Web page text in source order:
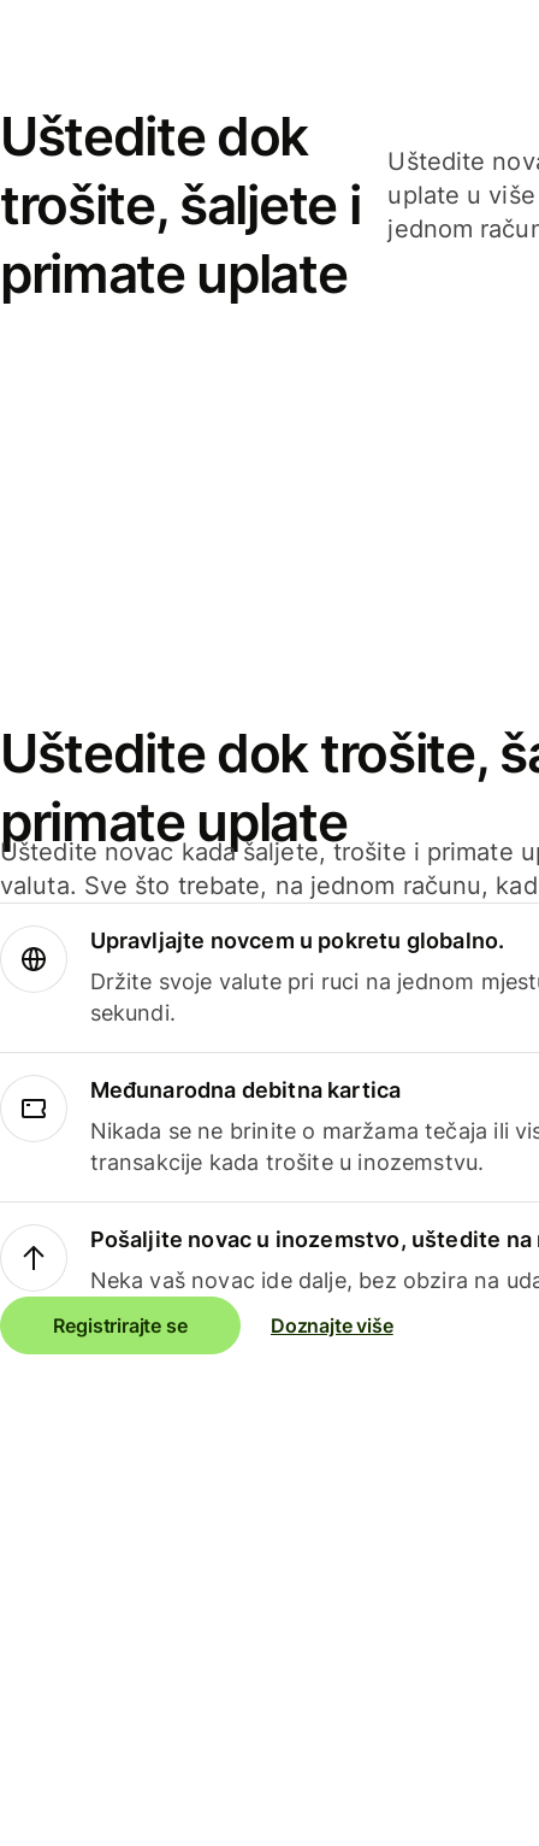
Uštedite dok
trošite, šaljete i
primate uplate
Uštedite
uplate u
jednom
Uštedite dok trošite,
primate uplate
Uštedite novac kada šaljete, trošite i primate
valuta. Sve što trebate, na jednom računu,
Upravljajte novcem u pokretu globalno.
Držite svoje valute pri ruci na jednom
sekundi.
Međunarodna debitna kartica
Nikada se ne brinite o maržama tečaja ili
transakcije kada trošite u inozemstvu.
Pošaljite novac u inozemstvo, uštedite na
Neka vaš novac ide dalje, bez obzira na
Registrirajte se Doznajte više